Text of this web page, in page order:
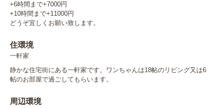
+6時間まで+7000円
+10時間まで+11000円
どうぞ宜しくお願い致します。
住環境
一軒家
静かな住宅街にある一軒家です。ワンちゃんは18帖のリビング又は6
帖のお部屋で過ごしてもらいます。
周辺環境